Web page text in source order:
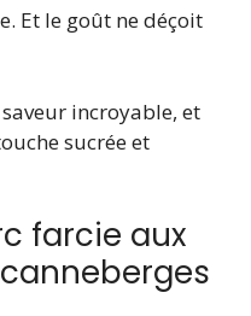
Et le goût ne déçoit
incroyable, et
sucrée et
farcie aux